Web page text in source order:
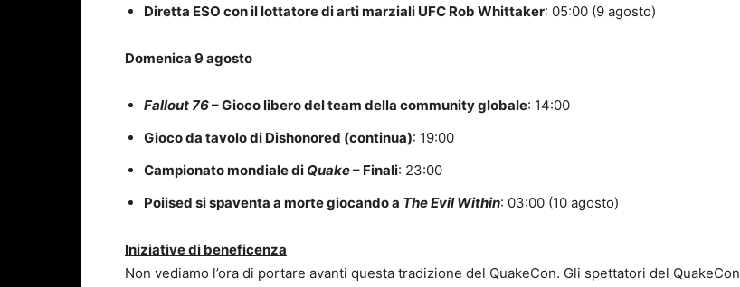
Diretta ESO con il lottatore di arti marziali UFC Rob Whittaker: 05:00 (9 agosto)
Domenica 9 agosto
Fallout 76– Gioco libero del team della community globale: 14:00
Gioco da tavolo di Dishonored (continua): 19:00
Campionato mondiale di Quake– Finali: 23:00
Poiised si spaventa a morte giocando a The Evil Within: 03:00 (10 agosto)
Iniziative di beneficenza
Non vediamo l’ora di portare avanti questa tradizione del QuakeCon. Gli spettatori del QuakeCon